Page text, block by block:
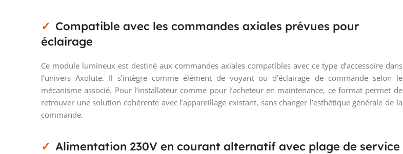
Compatible avec les commandes axiales prévues pour
éclairage
Ce module lumineux est destiné aux commandes axiales compatibles avec ce type d’accessoire dans
l’univers Axolute. Il s’intègre comme élément de voyant ou d’éclairage de commande selon le
mécanisme associé. Pour l’installateur comme pour l’acheteur en maintenance, ce format permet de
retrouver une solution cohérente avec l’appareillage existant, sans changer l’esthétique générale de la
commande.
Alimentation 230V en courant alternatif avec plage de service